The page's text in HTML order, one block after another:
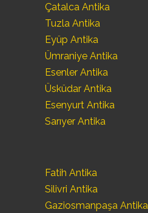
Çatalca Antika
Tuzla Antika
Eyüp Antika
Ümraniye Antika
Esenler Antika
Üsküdar Antika
Esenyurt Antika
Sarıyer Antika
Fatih Antika
Silivri Antika
Gaziosmanpaşa Antika